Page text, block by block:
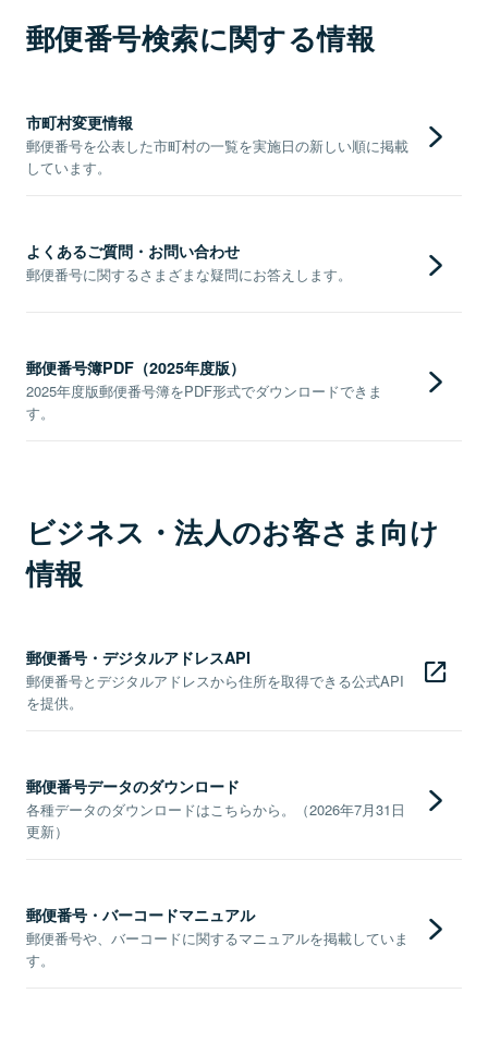
郵便番号検索に関する情報
市町村変更情報
郵便番号を公表した市町村の一覧を実施日の新しい順に掲載
しています。
よくあるご質問・お問い合わせ
郵便番号に関するさまざまな疑問にお答えします。
郵便番号簿PDF（2025年度版）
2025年度版郵便番号簿をPDF形式でダウンロードできま
す。
ビジネス・法人のお客さま向け
情報
郵便番号・デジタルアドレスAPI
郵便番号とデジタルアドレスから住所を取得できる公式API
を提供。
郵便番号データのダウンロード
各種データのダウンロードはこちらから。（2026年7月31日
更新）
郵便番号・バーコードマニュアル
郵便番号や、バーコードに関するマニュアルを掲載していま
す。